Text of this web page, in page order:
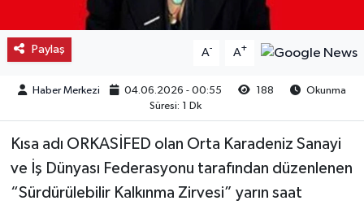
Paylaş A- A+
Haber Merkezi 04.06.2026 - 00:55 188
Okunma
Süresi: 1 Dk
Kısa adı ORKASİFED olan Orta Karadeniz Sanayi
ve İş Dünyası Federasyonu tarafından düzenlenen
“Sürdürülebilir Kalkınma Zirvesi” yarın saat
Kargı
Oğuzlar
Ortaköy